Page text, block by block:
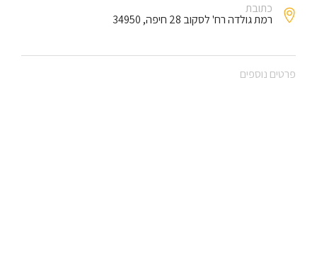
כתובת
רמת גולדה רח' לסקוב 28 חיפה, 34950
פרטים נוספים